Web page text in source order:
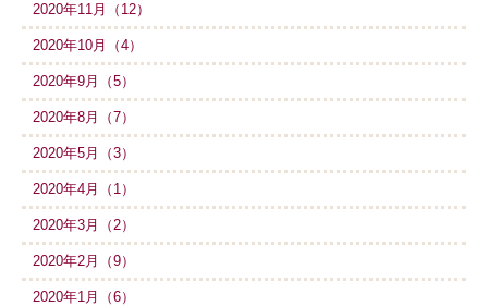
2020年11月（12）
2020年10月（4）
2020年9月（5）
2020年8月（7）
2020年5月（3）
2020年4月（1）
2020年3月（2）
2020年2月（9）
2020年1月（6）